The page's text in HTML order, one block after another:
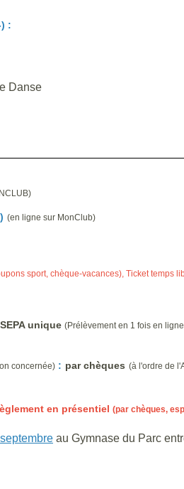
:
Danse
(en ligne sur MonClub)
sport, chèque-vacances), Ticket temps
unique (Prélèvement en 1 fois en
concernée) : par chèques (à l'ordre de
en présentiel (par chèques,
au Gymnase du Parc